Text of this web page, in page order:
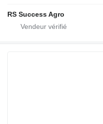
RS Success Agro